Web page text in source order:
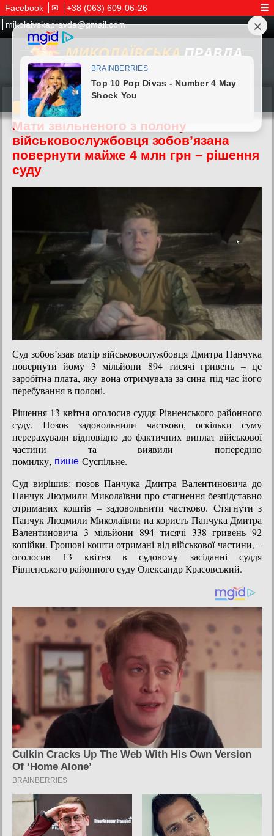
Facebook ✉
+38 (063) 609-06-26
mikolaivskapravda@gmail.com
14.04.2026
Мати звільненого з полону
військовослужбовця зобов’язана
повернути майже 4 млн грн – рішення
суду
Суд зобов’язав матір військовослужбовця Дмитра Панчука
повернути йому 3 мільйони 894 тисячі гривень – це
заробітна плата, яку вона отримувала за сина під час його
перебування в полоні.
Рішення 13 квітня оголосив суддя Рівненського районного
суду. Позов задовольнили частково, оскільки суму
перерахували відповідно до фактичних виплат військової
частини та виявили попередню
помилку, пише Суспільне.
Суд вирішив: позов Панчука Дмитра Валентиновича до
Панчук Людмили Миколаївни про стягнення безпідставно
отриманих коштів – задовольнити частково. Стягнути з
Панчук Людмили Миколаївни на користь Панчука Дмитра
Валентиновича 3 мільйони 894 тисячі 338 гривень 92
копійки. Грошові кошти отримані від військової частини, –
оголосив 13 квітня в судовому засіданні суддя
Рівненського районного суду Олександр Красовський.